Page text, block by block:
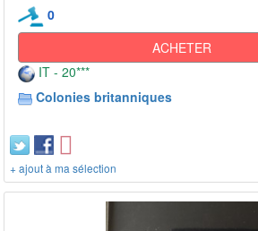
0
ACHETER
IT - 20***
Colonies britanniques
+ ajout à ma sélection